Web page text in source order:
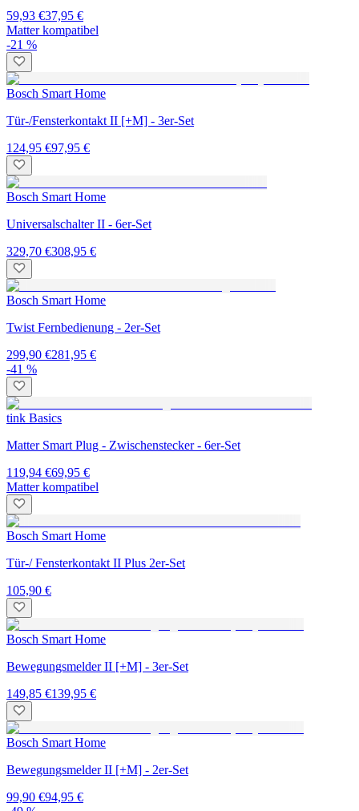
59,93 €37,95 €
Matter kompatibel
-21 %
Bosch Smart Home
Tür-/Fensterkontakt II [+M] - 3er-Set
124,95 €97,95 €
Bosch Smart Home
Universalschalter II - 6er-Set
329,70 €308,95 €
Bosch Smart Home
Twist Fernbedienung - 2er-Set
299,90 €281,95 €
-41 %
tink Basics
Matter Smart Plug - Zwischenstecker - 6er-Set
119,94 €69,95 €
Matter kompatibel
Bosch Smart Home
Tür-/ Fensterkontakt II Plus 2er-Set
105,90 €
Bosch Smart Home
Bewegungsmelder II [+M] - 3er-Set
149,85 €139,95 €
Bosch Smart Home
Bewegungsmelder II [+M] - 2er-Set
99,90 €94,95 €